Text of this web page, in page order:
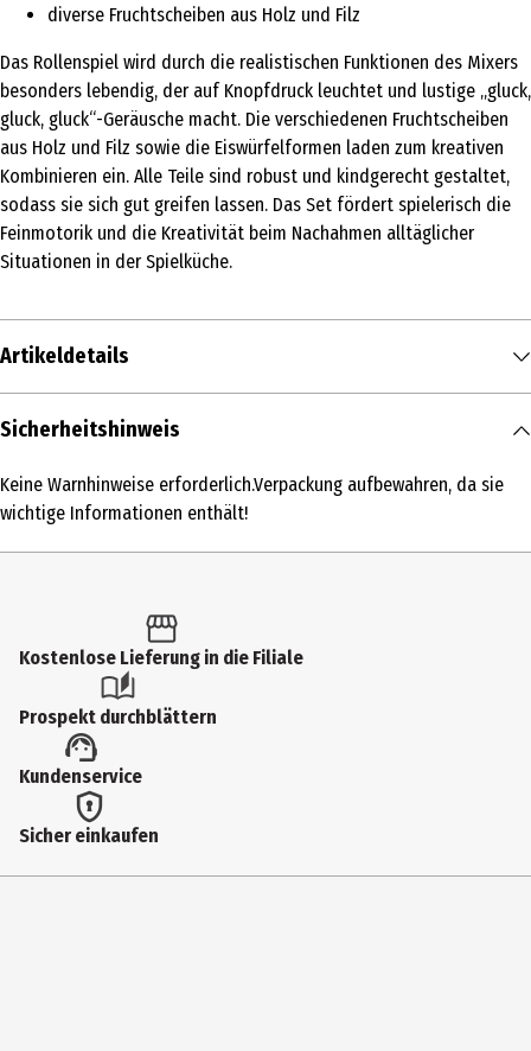
diverse Fruchtscheiben aus Holz und Filz
Das Rollenspiel wird durch die realistischen Funktionen des Mixers
besonders lebendig, der auf Knopfdruck leuchtet und lustige „gluck,
gluck, gluck“-Geräusche macht. Die verschiedenen Fruchtscheiben
aus Holz und Filz sowie die Eiswürfelformen laden zum kreativen
Kombinieren ein. Alle Teile sind robust und kindgerecht gestaltet,
sodass sie sich gut greifen lassen. Das Set fördert spielerisch die
Feinmotorik und die Kreativität beim Nachahmen alltäglicher
Situationen in der Spielküche.
Artikeldetails
Inhalt
Produkttyp
Artikelnummer des Herstellers
Hersteller
Ravensburger Verlag GmbH
Herstelleradresse
Sicherheitshinweis
Keine Warnhinweise erforderlich.Verpackung aufbewahren, da sie
wichtige Informationen enthält!
Kostenlose Lieferung in die Filiale
Prospekt durchblättern
Kundenservice
Sicher einkaufen